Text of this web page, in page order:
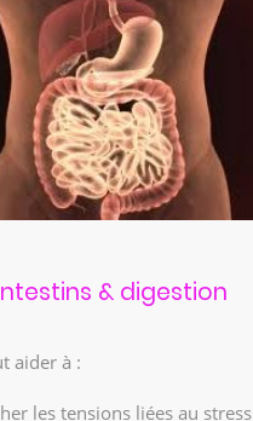
& digestion
aider à :
les tensions liées au stress